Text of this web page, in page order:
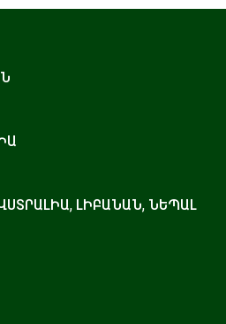
ԼԻԲԱՆԱՆ, ՆԵՊԱԼ